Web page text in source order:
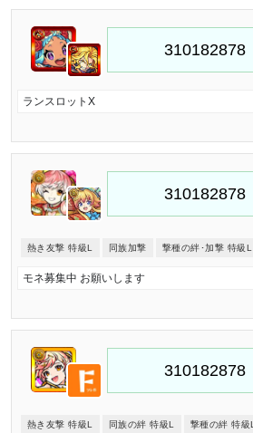
ランスロットX
熱き友撃 特級L 同族加撃 撃種の絆･加撃 特級L
モネ募集中 お願いします
熱き友撃 特級L 同族の絆 特級L 撃種の絆 特級L